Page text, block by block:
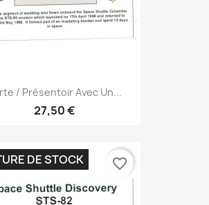
/ Présentoir Avec Un...
27,50 €
DE STOCK favorite_border